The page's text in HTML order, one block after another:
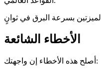
الأخطاء الشائعة
أصلح هذه الأخطاء إن واجهتك: